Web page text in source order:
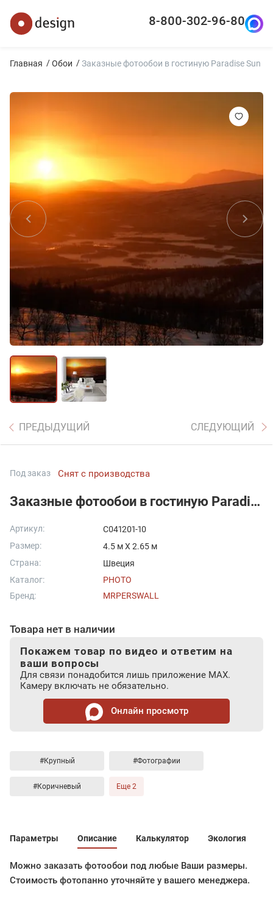
8-800-302-96-80
Главная Обои Заказные фотообои в гостиную Paradise Sun
ПРЕДЫДУЩИЙ СЛЕДУЮЩИЙ
Под заказ Снят с производства
Заказные фотообои в гостиную Paradise Sun
Артикул:
C041201-10
Размер:
4.5 м X 2.65 м
Страна:
Швеция
Каталог:
PHOTO
Бренд:
MRPERSWALL
Товара нет в наличии
Покажем товар по видео и ответим на
ваши вопросы
Для связи понадобится лишь приложение MAX.
Камеру включать не обязательно.
Онлайн просмотр
#Крупный #Фотографии
#Коричневый Еще 2
Параметры Описание Калькулятор Экология
Можно заказать фотообои под любые Ваши размеры.
Стоимость фотопанно уточняйте у вашего менеджера.